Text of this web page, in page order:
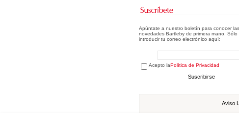
Apúntate a nuestro boletín para conocer las
novedades Bartleby de primera mano. Sólo
introducir tu correo electrónico aquí:
Acepto laPolítica de Privacidad
Suscribirse
Aviso